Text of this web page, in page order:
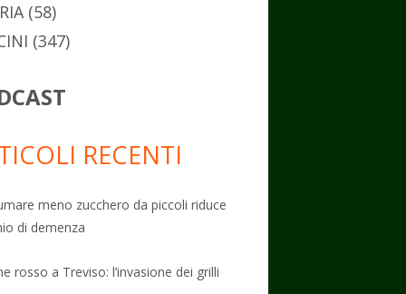
(58)
(347)
RECENTI
meno zucchero da piccoli riduce
di demenza
rosso a Treviso: l’invasione dei grilli